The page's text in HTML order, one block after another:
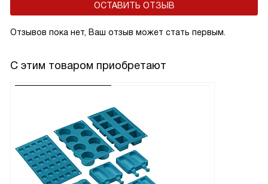
ОСТАВИТЬ ОТЗЫВ
Отзывов пока нет, Ваш отзыв может стать первым.
С этим товаром приобретают